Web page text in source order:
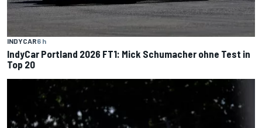
INDYCAR6 h
IndyCar Portland 2026 FT1: Mick Schumacher ohne Test in
Top 20